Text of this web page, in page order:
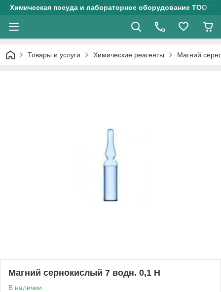
Химическая посуда и лабораторное оборудование ТОО
Товары и услуги Химические реагенты Магний
Магний сернокислый 7 водн. 0,1 Н
В наличии